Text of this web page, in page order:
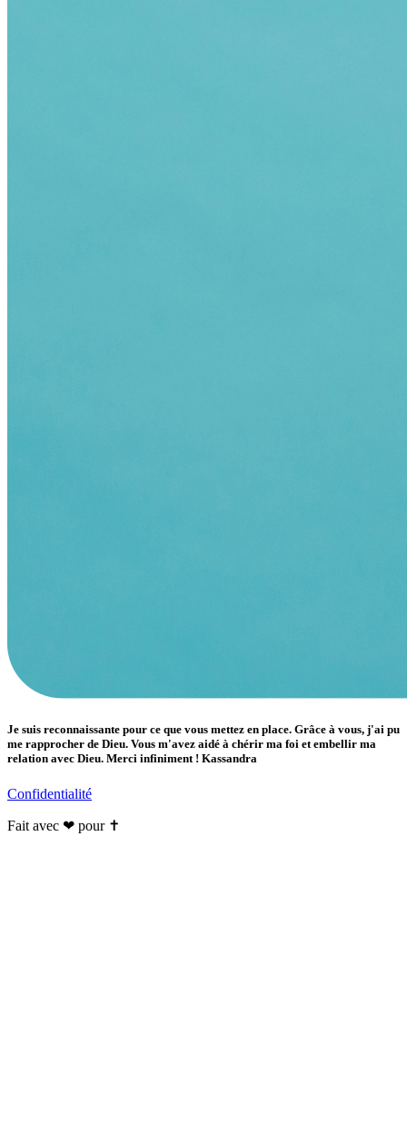
Je suis reconnaissante pour ce que vous mettez en place. Grâce à vous, j'ai pu
me rapprocher de Dieu. Vous m'avez aidé à chérir ma foi et embellir ma
relation avec Dieu. Merci infiniment ! Kassandra
Confidentialité
Fait avec ❤ pour ✝️️